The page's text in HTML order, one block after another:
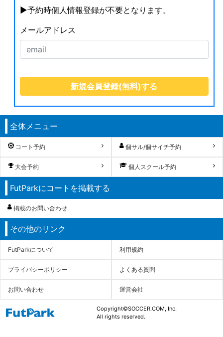
▶︎予約時個人情報登録が不要となります。
メールアドレス
全体メニュー
コート予約 個サル/個サイチ予約
大会予約 個人スクール予約
FutParkにコートを掲載する
掲載のお問い合わせ
その他のリンク
FutParkについて 利用規約
プライバシーポリシー よくある質問
お問い合わせ 運営会社
Copyright©SOCCER.COM, Inc.
All rights reserved.